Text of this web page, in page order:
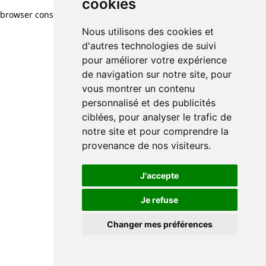
cookies
Nous utilisons des cookies et
d'autres technologies de suivi
pour améliorer votre expérience
de navigation sur notre site, pour
vous montrer un contenu
personnalisé et des publicités
ciblées, pour analyser le trafic de
notre site et pour comprendre la
provenance de nos visiteurs.
J'accepte
Je refuse
Changer mes préférences
browser console for more information)